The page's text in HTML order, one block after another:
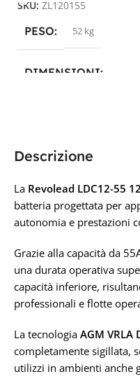
Descrizione
La Revolead LDC12-55
batteria progettata per
autonomia e prestazioni
Grazie alla capacità da
una durata operativa
capacità inferiore,
professionali e flotte
La tecnologia AGM VRLA
completamente sigillata,
utilizzi in ambienti anche
SKU: ZL120155
PESO 52 kg
DIMENSIONI
PRODUTTORE
Zenith
TECNOLOGIA AGM
CAPACITÀ IN AH
55 Ah
TENSIONE IN VOLT
12V